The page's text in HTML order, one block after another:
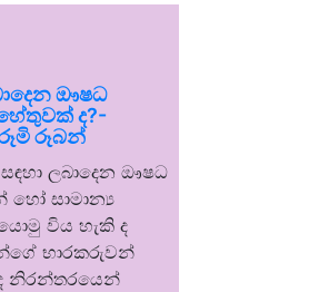
ඖෂධ
ද?-
රූබන්
ලබාදෙන ඖෂධ
සාමාන්‍ය
විය හැකි ද
භාරකරුවන්
නිරන්තරයෙන්